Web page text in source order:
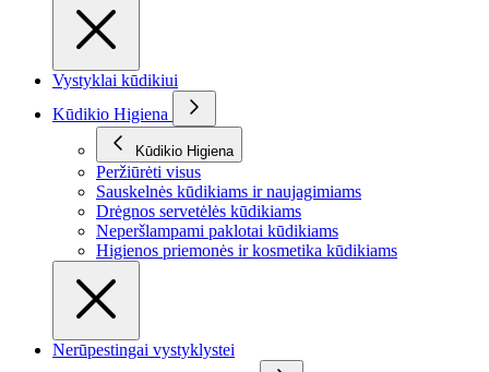
Vystyklai kūdikiui
Kūdikio Higiena
Kūdikio Higiena
Peržiūrėti visus
Sauskelnės kūdikiams ir naujagimiams
Drėgnos servetėlės kūdikiams
Neperšlampami paklotai kūdikiams
Higienos priemonės ir kosmetika kūdikiams
Nerūpestingai vystyklystei